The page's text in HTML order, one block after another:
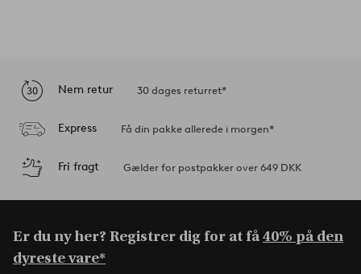
Nem retur 30 dages returret*
Express Få din pakke allerede i morgen*
Fri fragt Gælder for postpakker over 649 DKK
Er du ny her? Registrer dig for at få40% på den
dyreste vare*